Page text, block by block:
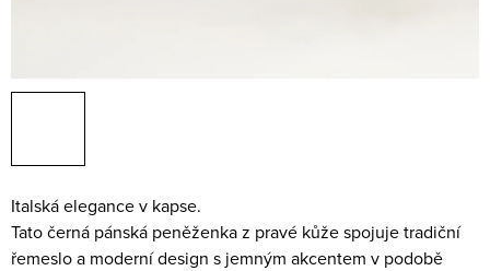
Italská elegance v kapse.
Tato černá pánská peněženka z pravé kůže spojuje tradiční
řemeslo a moderní design s jemným akcentem v podobě